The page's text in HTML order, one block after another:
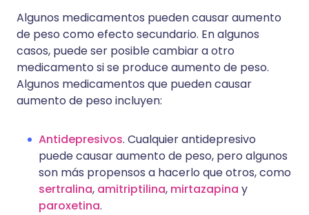
Algunos medicamentos pueden causar aumento
de peso como efecto secundario. En algunos
casos, puede ser posible cambiar a otro
medicamento si se produce aumento de peso.
Algunos medicamentos que pueden causar
aumento de peso incluyen:
Antidepresivos. Cualquier antidepresivo
puede causar aumento de peso, pero algunos
son más propensos a hacerlo que otros, como
sertralina, amitriptilina, mirtazapina y
paroxetina.